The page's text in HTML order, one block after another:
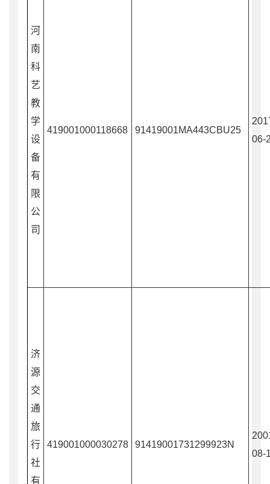
河
南
科
艺
教
学
设
备
有
限
公
司
419001000118668 91419001MA443CBU25
06-
济
源
交
通
旅
行
社
有
419001000030278 91419001731299923N
08-